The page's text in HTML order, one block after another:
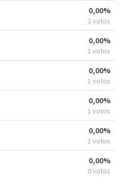
0,00%
2 votos
0,00%
1 votos
0,00%
1 votos
0,00%
1 votos
0,00%
1 votos
0,00%
0 votos